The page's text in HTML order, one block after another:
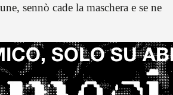
sennò cade la maschera e se ne
SOLO SU